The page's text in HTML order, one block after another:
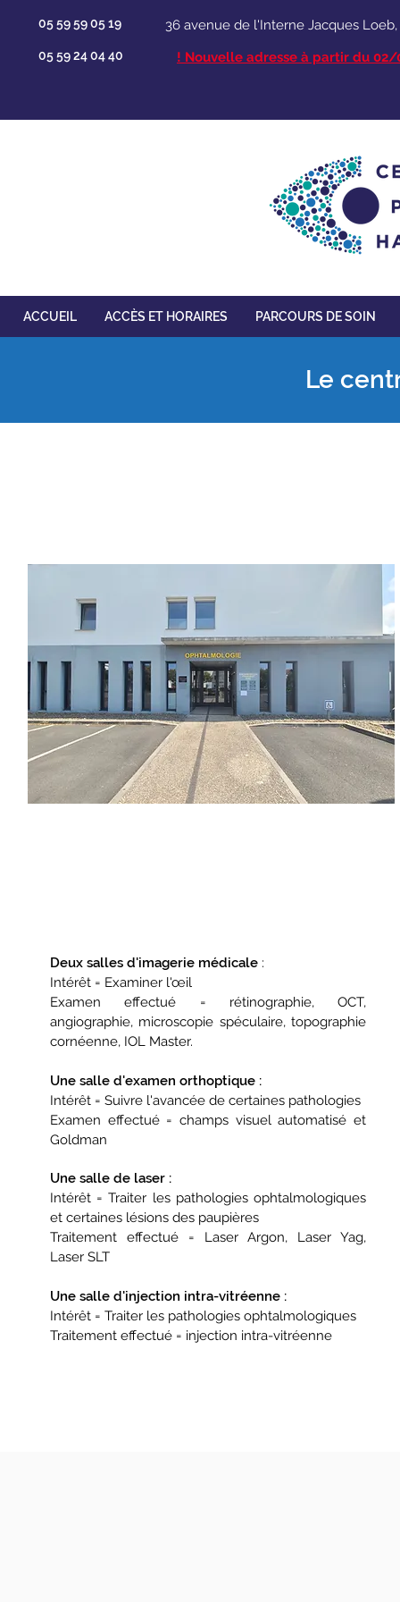
05 59 59 05 19
05 59 24 04 40
36 avenue de l'Interne Jacques
​! Nouvelle adresse à partir du 02/
ACCUEIL ACCÈS ET HORAIRES PARCOURS DE SOIN
Le
Deux salles d'imagerie médicale :
Intérêt = Examiner l'œil
Examen effectué = rétinographie, OCT,
angiographie, microscopie spéculaire, topographie
cornéenne, IOL Master.
Une salle d'examen orthoptique :
Intérêt = Suivre l'avancée de certaines pathologies
Examen effectué = champs visuel automatisé et
Goldman
Une salle de laser :
Intérêt = Traiter les pathologies ophtalmologiques
et certaines lésions des paupières
Traitement effectué = Laser Argon, Laser Yag,
Laser SLT
Une salle d'injection intra-vitréenne :
Intérêt = Traiter les pathologies ophtalmologiques
Traitement effectué = injection intra-vitréenne